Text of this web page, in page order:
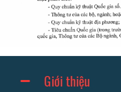
Giới thiệu